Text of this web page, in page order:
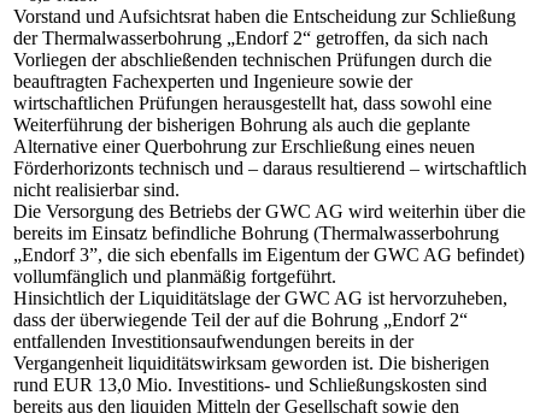
Vorstand und Aufsichtsrat haben die Entscheidung zur Schließung
der Thermalwasserbohrung „Endorf 2“ getroffen, da sich nach
Vorliegen der abschließenden technischen Prüfungen durch die
beauftragten Fachexperten und Ingenieure sowie der
wirtschaftlichen Prüfungen herausgestellt hat, dass sowohl eine
Weiterführung der bisherigen Bohrung als auch die geplante
Alternative einer Querbohrung zur Erschließung eines neuen
Förderhorizonts technisch und – daraus resultierend – wirtschaftlich
nicht realisierbar sind.
Die Versorgung des Betriebs der GWC AG wird weiterhin über die
bereits im Einsatz befindliche Bohrung (Thermalwasserbohrung
„Endorf 3”, die sich ebenfalls im Eigentum der GWC AG befindet)
vollumfänglich und planmäßig fortgeführt.
Hinsichtlich der Liquiditätslage der GWC AG ist hervorzuheben,
dass der überwiegende Teil der auf die Bohrung „Endorf 2“
entfallenden Investitionsaufwendungen bereits in der
Vergangenheit liquiditätswirksam geworden ist. Die bisherigen
rund EUR 13,0 Mio. Investitions- und Schließungskosten sind
bereits aus den liquiden Mitteln der Gesellschaft sowie den